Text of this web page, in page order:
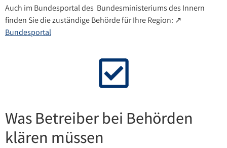
Auch im Bundesportal des Bundesministeriums des Innern
finden Sie die zuständige Behörde für Ihre Region: ↗
Bundesportal
Was Betreiber bei Behörden
klären müssen